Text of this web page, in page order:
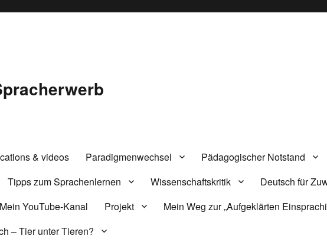
& videos Paradigmenwechsel Pädagogischer Notstand
Tipps zum Sprachenlernen
Wissenschaftskritik
Deutsch für
Mein YouTube-Kanal
Projekt
Mein Weg zur „Aufgeklärten
– Tier unter Tieren?